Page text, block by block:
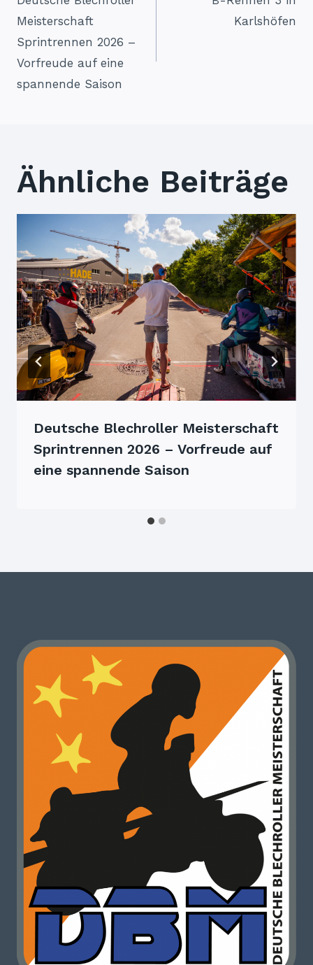
Meisterschaft
Sprintrennen 2026 –
Vorfreude auf eine
spannende Saison
Karlshöfen
Ähnliche Beiträge
Deutsche Blechroller Meisterschaft
Sprintrennen 2026 – Vorfreude auf
eine spannende Saison